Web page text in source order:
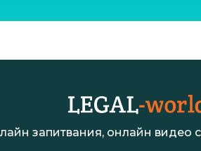
запитвания, онлайн видео